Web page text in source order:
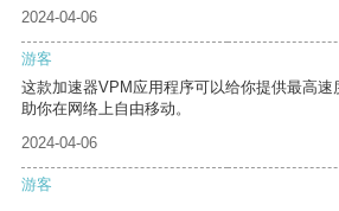
2024-04-06
游客
这款加速器VPM应用程序可以给你提供最高
助你在网络上自由移动。
2024-04-06
游客